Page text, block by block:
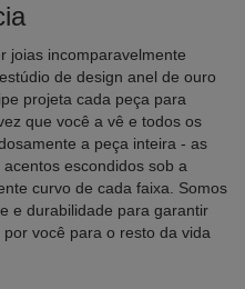
joias incomparavelmente
de design anel de ouro
projeta cada peça para
que você a vê e todos os
a peça inteira - as
escondidos sob a
curvo de cada faixa. Somos
e durabilidade para garantir
você para o resto da vida